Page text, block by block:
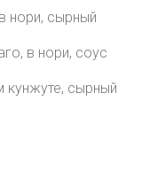
нори, сырный
в нори, соус
кунжуте, сырный